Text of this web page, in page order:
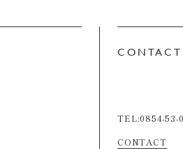
CONTACT
TEL:0854-53-
CONTACT